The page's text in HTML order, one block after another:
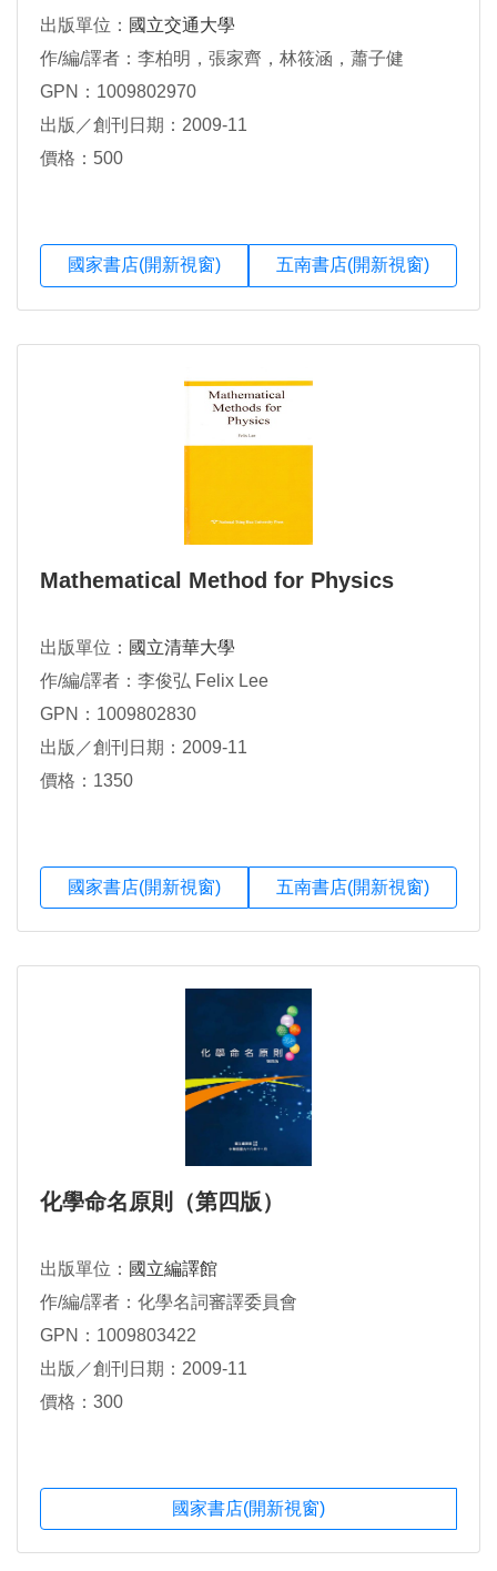
出版單位： 國立交通大學
作/編/譯者：李柏明，張家齊，林筱涵，蕭子健
GPN：1009802970
出版／創刊日期：2009-11
價格：500
國家書店(開新視窗) 五南書店(開新視窗)
Mathematical Method for Physics
出版單位： 國立清華大學
作/編/譯者：李俊弘 Felix Lee
GPN：1009802830
出版／創刊日期：2009-11
價格：1350
國家書店(開新視窗) 五南書店(開新視窗)
化學命名原則（第四版）
出版單位： 國立編譯館
作/編/譯者：化學名詞審譯委員會
GPN：1009803422
出版／創刊日期：2009-11
價格：300
國家書店(開新視窗)